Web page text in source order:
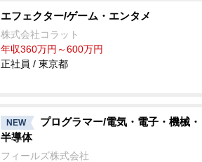
エフェクター/ゲーム・エンタメ
株式会社コラット
年収360万円～600万円
正社員 / 東京都
NEW
プログラマー/電気・電子・機械・
半導体
フィールズ株式会社